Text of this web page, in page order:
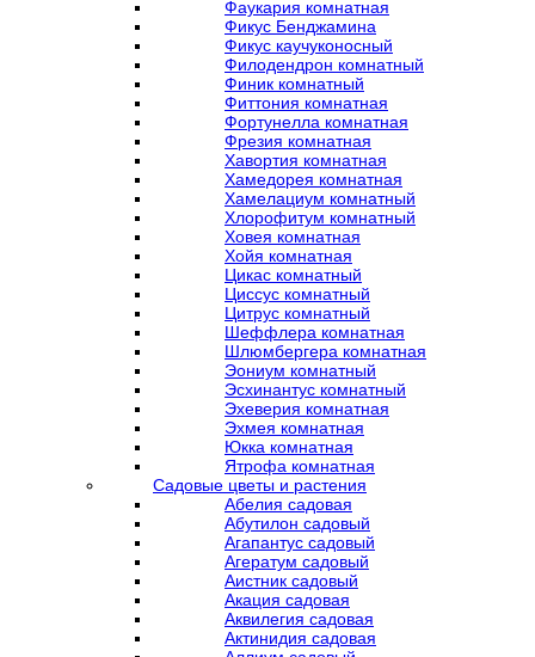
Фаукария комнатная
Фикус Бенджамина
Фикус каучуконосный
Филодендрон комнатный
Финик комнатный
Фиттония комнатная
Фортунелла комнатная
Фрезия комнатная
Хавортия комнатная
Хамедорея комнатная
Хамелациум комнатный
Хлорофитум комнатный
Ховея комнатная
Хойя комнатная
Цикас комнатный
Циссус комнатный
Цитрус комнатный
Шеффлера комнатная
Шлюмбергера комнатная
Эониум комнатный
Эсхинантус комнатный
Эхеверия комнатная
Эхмея комнатная
Юкка комнатная
Ятрофа комнатная
Садовые цветы и растения
Абелия садовая
Абутилон садовый
Агапантус садовый
Агератум садовый
Аистник садовый
Акация садовая
Аквилегия садовая
Актинидия садовая